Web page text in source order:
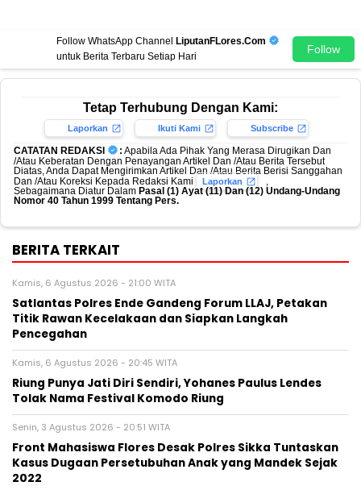
Follow WhatsApp Channel
LiputanFLores.Com
untuk Berita Terbaru Setiap Hari
Follow
Tetap Terhubung Dengan Kami:
Laporkan Ikuti Kami Subscribe
CATATAN REDAKSI : Apabila Ada Pihak Yang Merasa Dirugikan Dan
/Atau Keberatan Dengan Penayangan Artikel Dan /Atau Berita Tersebut
Diatas, Anda Dapat Mengirimkan Artikel Dan /Atau Berita Berisi Sanggahan
Dan /Atau Koreksi Kepada Redaksi Kami
Laporkan
,
Sebagaimana Diatur Dalam Pasal (1) Ayat (11) Dan (12) Undang-Undang
Nomor 40 Tahun 1999 Tentang Pers.
BERITA TERKAIT
Kamis, 6 Agustus 2026 - 21:00 WITA
Satlantas Polres Ende Gandeng Forum LLAJ, Petakan
Titik Rawan Kecelakaan dan Siapkan Langkah
Pencegahan
Kamis, 6 Agustus 2026 - 20:45 WITA
Riung Punya Jati Diri Sendiri, Yohanes Paulus Lendes
Tolak Nama Festival Komodo Riung
Senin, 3 Agustus 2026 - 20:51 WITA
Front Mahasiswa Flores Desak Polres Sikka Tuntaskan
Kasus Dugaan Persetubuhan Anak yang Mandek Sejak
2022